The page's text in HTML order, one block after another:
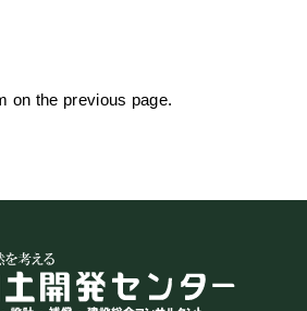
on the previous page.